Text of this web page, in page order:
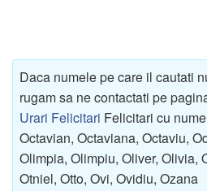
Daca numele pe care il cautati
rugam sa ne contactati pe
Urari Felicitari Felicitari cu
Octavian, Octaviana, Octaviu,
Olimpia, Olimpiu, Oliver, Olivia,
Otniel, Otto, Ovi, Ovidiu, Ozana